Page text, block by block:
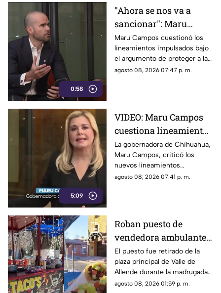
0:58
"Ahora se nos va a
sancionar": Maru
Campos acusa censura
en nuevos
lineamientos para
medios
Maru Campos cuestionó los
lineamientos impulsados bajo
el argumento de proteger a las
audiencias y afirmó que
agosto 08, 2026 07:47 p. m.
5:09
VIDEO: Maru Campos
cuestiona lineamientos
para medios y advierte
riesgos para la libertad
de expresión
La gobernadora de Chihuahua,
Maru Campos, criticó los
nuevos lineamientos
relacionados con los derechos
agosto 08, 2026 07:41 p. m.
Roban puesto de
vendedora ambulante
en Valle de Allende;
piden ayuda para
localizarlo
El puesto fue retirado de la
plaza principal de Valle de
Allende durante la madrugada,
junto con el asador, carpa,
agosto 08, 2026 01:59 p. m.